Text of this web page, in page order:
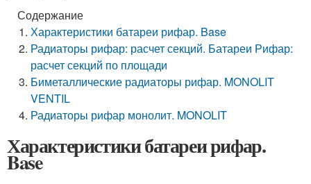
Содержание
Характеристики батареи рифар. Base
Радиаторы рифар: расчет секций. Батареи Рифар:
расчет секций по площади
Биметаллические радиаторы рифар. MONOLIT
VENTIL
Радиаторы рифар монолит. MONOLIT
Характеристики батареи рифар.
Base